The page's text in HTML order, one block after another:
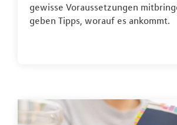
gewisse Voraussetzungen
geben Tipps, worauf es ankommt.